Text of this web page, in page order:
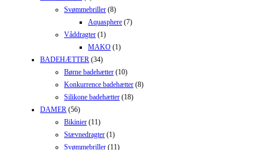
Svømmebriller (8)
Aquasphere (7)
Våddragter (1)
MAKO (1)
BADEHÆTTER (34)
Børne badehætter (10)
Konkurrence badehætter (8)
Silikone badehætter (18)
DAMER (56)
Bikinier (11)
Stævnedragter (1)
Svømmebriller (11)